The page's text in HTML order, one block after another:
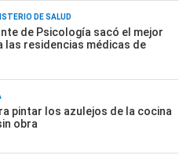
DE SALUD
de Psicología sacó el mejor
las residencias médicas de
pintar los azulejos de la cocina
obra